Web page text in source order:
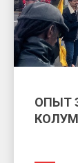
ОПЫТ